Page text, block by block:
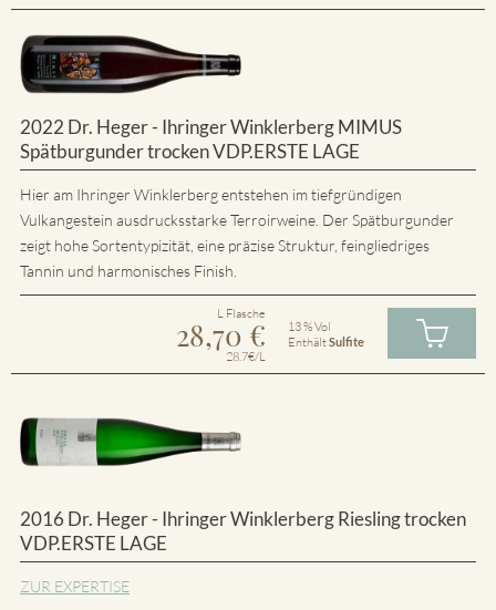
2022 Dr. Heger - Ihringer Winklerberg MIMUS
Spätburgunder trocken VDP.ERSTE LAGE
Hier am Ihringer Winklerberg entstehen im tiefgründigen
Vulkangestein ausdrucksstarke Terroirweine. Der Spätburgunder
zeigt hohe Sortentypizität, eine präzise Struktur, feingliedriges
Tannin und harmonisches Finish.
L Flasche
28,70 €
28.7€/L
13 % Vol
EnthältSulfite
2016 Dr. Heger - Ihringer Winklerberg Riesling trocken
VDP.ERSTE LAGE
ZUR EXPERTISE